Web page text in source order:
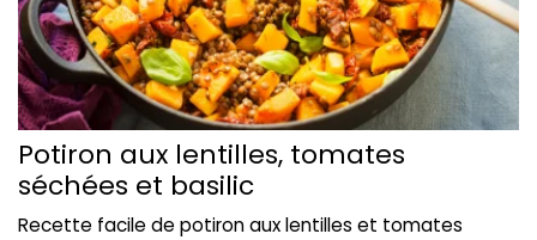
Potiron aux lentilles, tomates
séchées et basilic
Recette facile de potiron aux lentilles et tomates